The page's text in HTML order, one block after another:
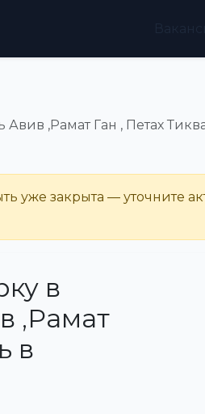
,Рамат Ган , Петах
уже закрыта — уточните
в
,Рамат
в